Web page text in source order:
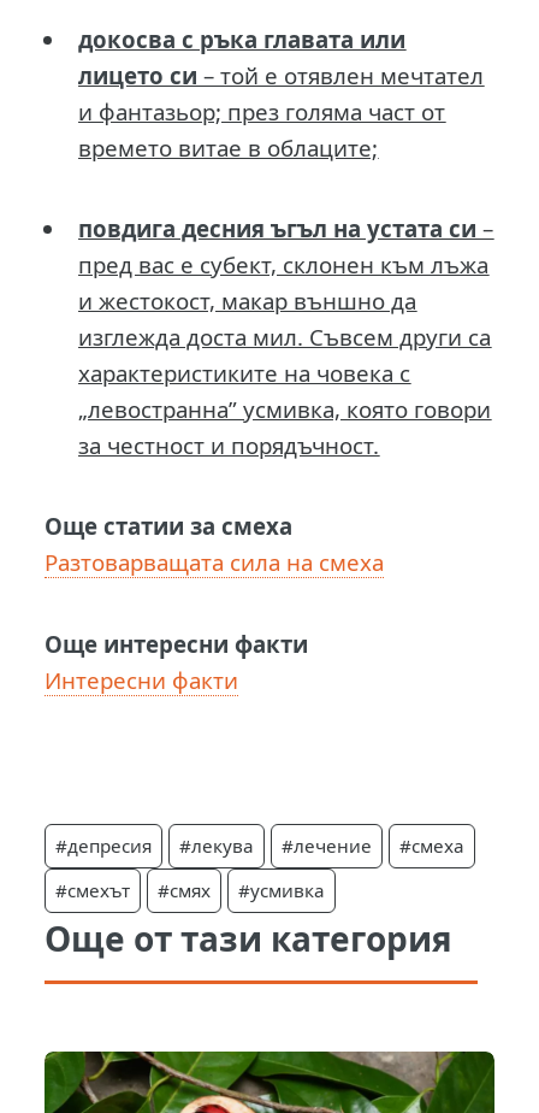
докосва с ръка главата или
лицето си – той е отявлен мечтател
и фантазьор; през голяма част от
времето витае в облаците;
повдига десния ъгъл на устата си –
пред вас е субект, склонен към лъжа
и жестокост, макар външно да
изглежда доста мил. Съвсем други са
характеристиките на човека с
„левостранна” усмивка, която говори
за честност и порядъчност.
Още статии за смеха
Разтоварващата сила на смеха
Още интересни факти
Интересни факти
#депресия #лекува #лечение
#смеха
#смехът
#смях #усмивка
Още от тази категория